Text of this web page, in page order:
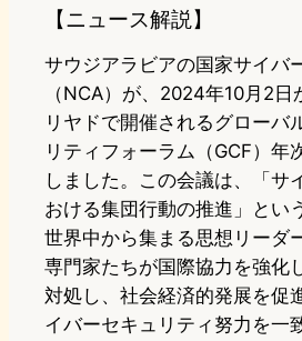
【ニュース解説】
サウジアラビアの国家サイバ
（NCA）が、2024年10月2
リヤドで開催されるグローバ
リティフォーラム（GCF）年
しました。この会議は、「サ
おける集団行動の推進」とい
世界中から集まる思想リーダ
専門家たちが国際協力を強化
対処し、社会経済的発展を促
イバーセキュリティ努力を一